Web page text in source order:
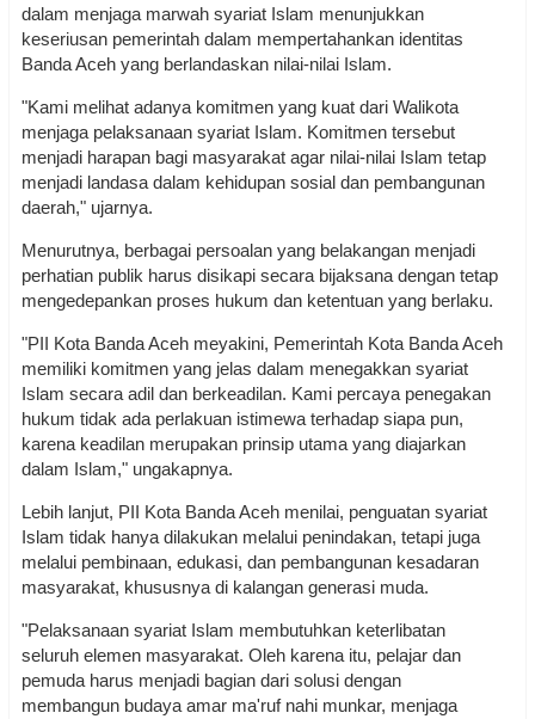
dalam menjaga marwah syariat Islam menunjukkan
keseriusan pemerintah dalam mempertahankan identitas
Banda Aceh yang berlandaskan nilai-nilai Islam.
"Kami melihat adanya komitmen yang kuat dari Walikota
menjaga pelaksanaan syariat Islam. Komitmen tersebut
menjadi harapan bagi masyarakat agar nilai-nilai Islam tetap
menjadi landasa dalam kehidupan sosial dan pembangunan
daerah," ujarnya.
Menurutnya, berbagai persoalan yang belakangan menjadi
perhatian publik harus disikapi secara bijaksana dengan tetap
mengedepankan proses hukum dan ketentuan yang berlaku.
"PII Kota Banda Aceh meyakini, Pemerintah Kota Banda Aceh
memiliki komitmen yang jelas dalam menegakkan syariat
Islam secara adil dan berkeadilan. Kami percaya penegakan
hukum tidak ada perlakuan istimewa terhadap siapa pun,
karena keadilan merupakan prinsip utama yang diajarkan
dalam Islam," ungakapnya.
Lebih lanjut, PII Kota Banda Aceh menilai, penguatan syariat
Islam tidak hanya dilakukan melalui penindakan, tetapi juga
melalui pembinaan, edukasi, dan pembangunan kesadaran
masyarakat, khususnya di kalangan generasi muda.
"Pelaksanaan syariat Islam membutuhkan keterlibatan
seluruh elemen masyarakat. Oleh karena itu, pelajar dan
pemuda harus menjadi bagian dari solusi dengan
membangun budaya amar ma'ruf nahi munkar, menjaga